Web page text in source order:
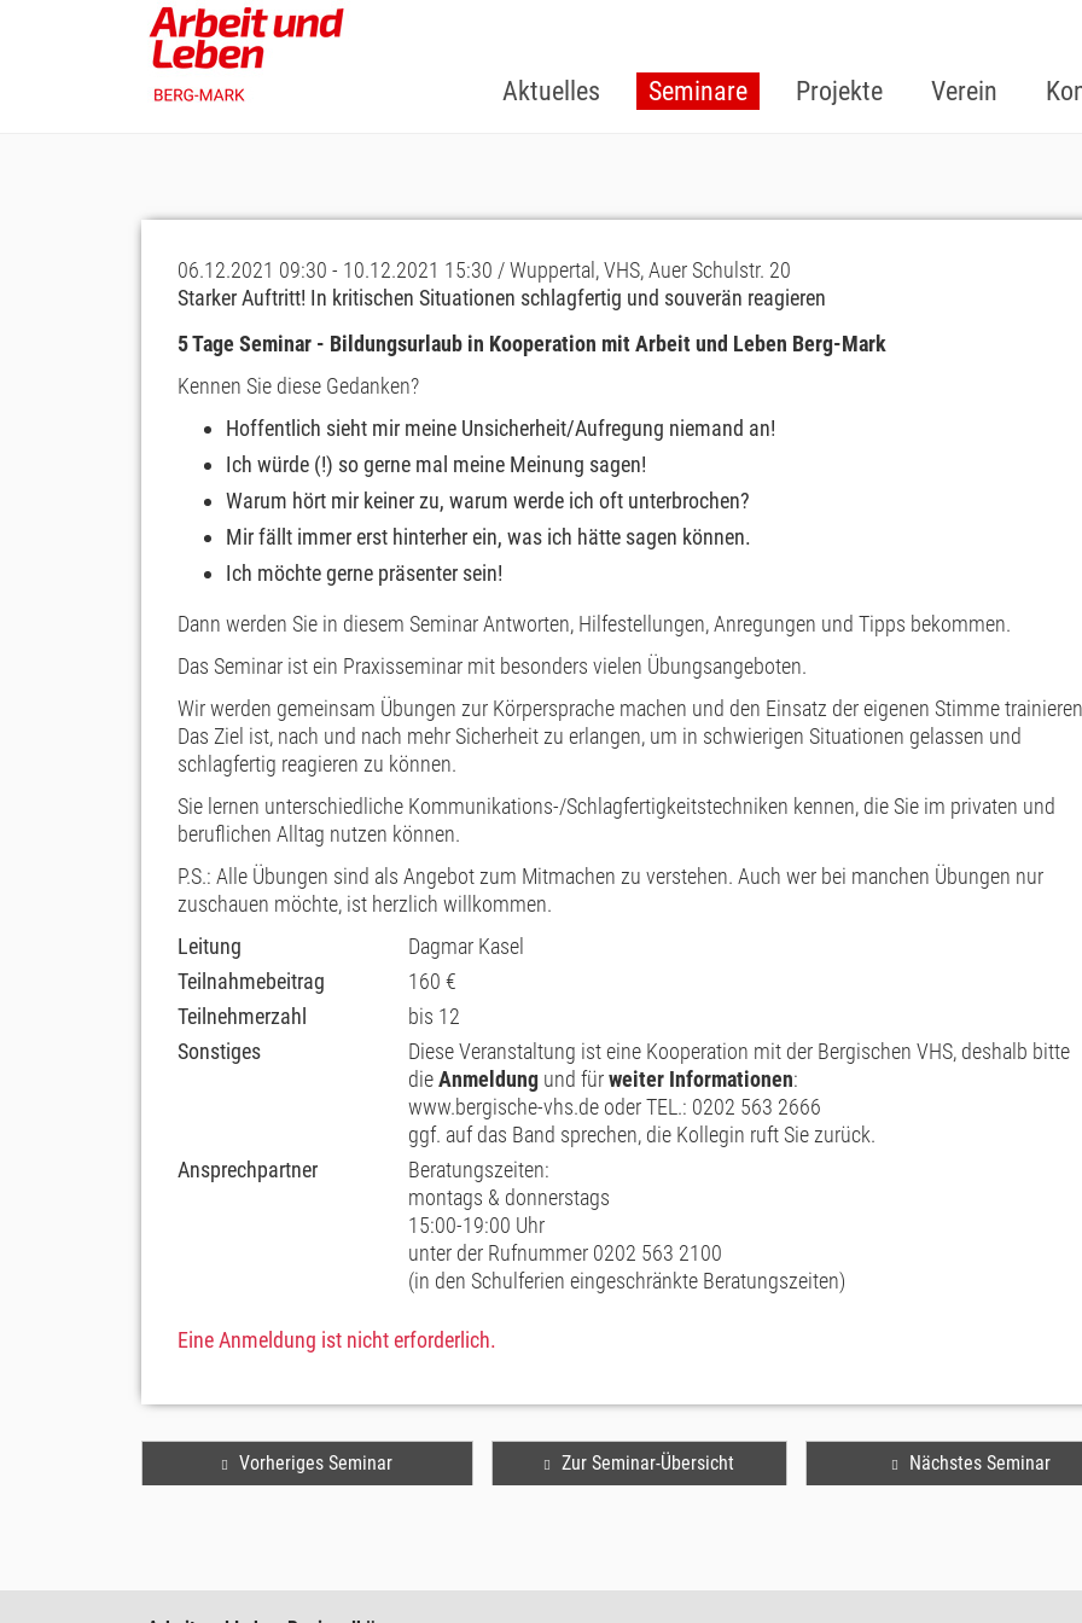
Aktuelles Seminare Projekte Verein
06.12.2021 09:30 - 10.12.2021 15:30 / Wuppertal, VHS, Auer Schulstr. 20
Starker Auftritt! In kritischen Situationen schlagfertig und souverän reagieren
5 Tage Seminar - Bildungsurlaub in Kooperation mit Arbeit und Leben Berg-Mark
Kennen Sie diese Gedanken?
Hoffentlich sieht mir meine Unsicherheit/Aufregung niemand an!
Ich würde (!) so gerne mal meine Meinung sagen!
Warum hört mir keiner zu, warum werde ich oft unterbrochen?
Mir fällt immer erst hinterher ein, was ich hätte sagen können.
Ich möchte gerne präsenter sein!
Dann werden Sie in diesem Seminar Antworten, Hilfestellungen, Anregungen und Tipps bekommen.
Das Seminar ist ein Praxisseminar mit besonders vielen Übungsangeboten.
Wir werden gemeinsam Übungen zur Körpersprache machen und den Einsatz der eigenen Stimme
Das Ziel ist, nach und nach mehr Sicherheit zu erlangen, um in schwierigen Situationen gelassen und
schlagfertig reagieren zu können.
Sie lernen unterschiedliche Kommunikations-/Schlagfertigkeitstechniken kennen, die Sie im privaten und
beruflichen Alltag nutzen können.
P.S.: Alle Übungen sind als Angebot zum Mitmachen zu verstehen. Auch wer bei manchen Übungen nur
zuschauen möchte, ist herzlich willkommen.
Leitung
Dagmar Kasel
Teilnahmebeitrag
160 €
Teilnehmerzahl
bis 12
Sonstiges
Diese Veranstaltung ist eine Kooperation mit der Bergischen VHS, deshalb bitte
dieAnmeldung und fürweiter Informationen:
www.bergische-vhs.de oder TEL.: 0202 563 2666
ggf. auf das Band sprechen, die Kollegin ruft Sie zurück.
Ansprechpartner
Beratungszeiten:
montags & donnerstags
15:00-19:00 Uhr
unter der Rufnummer 0202 563 2100
(in den Schulferien eingeschränkte Beratungszeiten)
Eine Anmeldung ist nicht erforderlich.
Vorheriges Seminar Zur Seminar-Übersicht Nächstes Seminar